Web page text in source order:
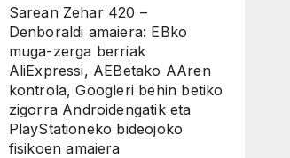
Sarean Zehar 420 –
Denboraldi amaiera: EBko
muga-zerga berriak
AliExpressi, AEBetako AAren
kontrola, Googleri behin betiko
zigorra Androidengatik eta
PlayStationeko bideojoko
fisikoen amaiera